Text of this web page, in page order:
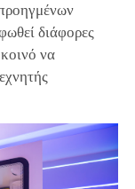
διάφορες
να